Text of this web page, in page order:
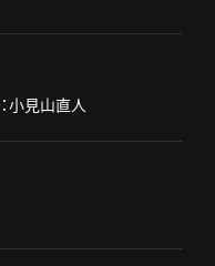
小見山直人